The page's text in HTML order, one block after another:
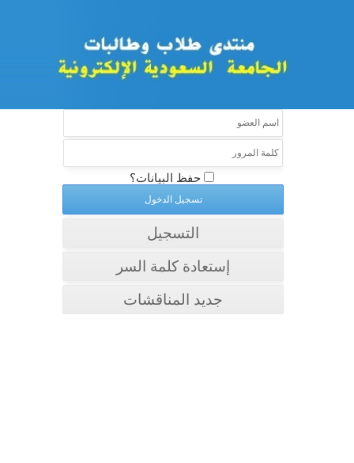
حفظ البيانات؟
التسجيل
إستعادة كلمة السر
جديد المناقشات